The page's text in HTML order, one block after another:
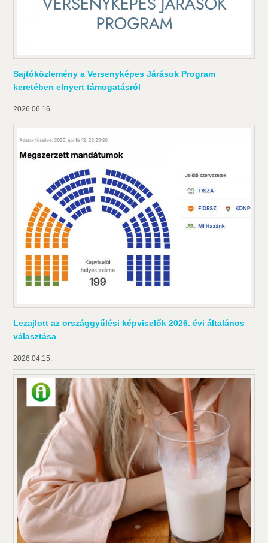
Sajtóközlemény a Versenyképes Járások Program
keretében elnyert támogatásról
2026.06.16.
Lezajlott az országgyűlési képviselők 2026. évi általános
választása
2026.04.15.